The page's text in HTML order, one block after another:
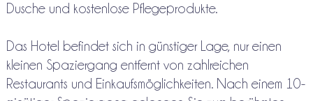
Dusche und kostenlose Pflegeprodukte.
Das Hotel befindet sich in günstiger Lage, nur einen
kleinen Spaziergang entfernt von zahlreichen
Restaurants und Einkaufsmöglichkeiten. Nach einem 10-